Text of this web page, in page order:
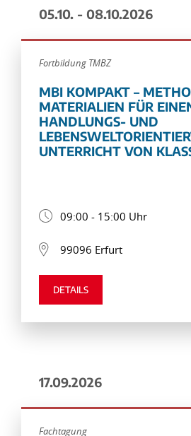
05.10. - 08.10.2026
Fortbildung TMBZ
MBI KOMPAKT –
MATERIALIEN FÜR
HANDLUNGS- UND
UNTERRICHT VON
09:00 - 15:00 Uhr
99096 Erfurt
DETAILS
17.09.2026
Fachtagung